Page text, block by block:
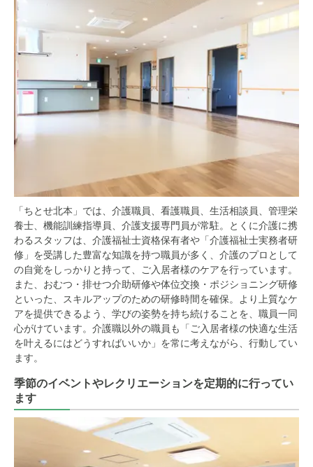
「ちとせ北本」では、介護職員、看護職員、生活相談員、管理栄
養士、機能訓練指導員、介護支援専門員が常駐。とくに介護に携
わるスタッフは、介護福祉士資格保有者や「介護福祉士実務者研
修」を受講した豊富な知識を持つ職員が多く、介護のプロとして
の自覚をしっかりと持って、ご入居者様のケアを行っています。
また、おむつ・排せつ介助研修や体位交換・ポジショニング研修
といった、スキルアップのための研修時間を確保。より上質なケ
アを提供できるよう、学びの姿勢を持ち続けることを、職員一同
心がけています。介護職以外の職員も「ご入居者様の快適な生活
を叶えるにはどうすればいいか」を常に考えながら、行動してい
ます。
季節のイベントやレクリエーションを定期的に行ってい
ます